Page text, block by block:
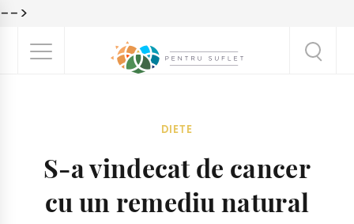
-->
DIETE
S-a vindecat de cancer
cu un remediu natural